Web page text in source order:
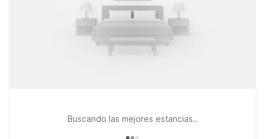
Buscando las mejores estancias..